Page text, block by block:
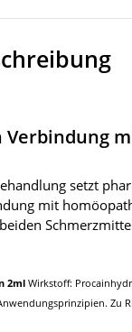
setzt
mit
2ml Wirkstoff:
Zu